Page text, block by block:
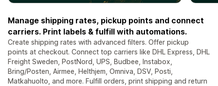
Manage shipping rates, pickup points and connect
carriers. Print labels & fulfill with automations.
Create shipping rates with advanced filters. Offer pickup
points at checkout. Connect top carriers like DHL Express, DHL
Freight Sweden, PostNord, UPS, Budbee, Instabox,
Bring/Posten, Airmee, Helthjem, Omniva, DSV, Posti,
Matkahuolto, and more. Fulfill orders, print shipping and return